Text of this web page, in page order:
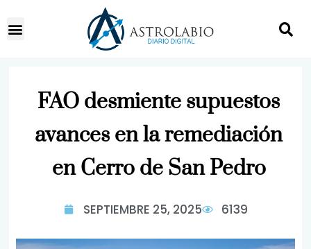
FAO desmiente supuestos
avances en la remediación
en Cerro de San Pedro
SEPTIEMBRE 25, 2025 6139